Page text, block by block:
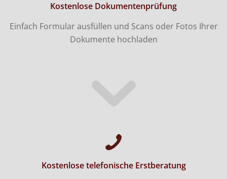
Kostenlose Dokumentenprüfung
Einfach Formular ausfüllen und Scans oder Fotos Ihrer
Dokumente hochladen
Kostenlose telefonische Erstberatung